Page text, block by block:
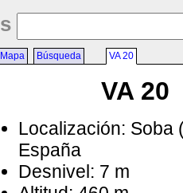
Mapa Búsqueda VA 20
VA 20
Localización: Soba
España
Desnivel: 7 m